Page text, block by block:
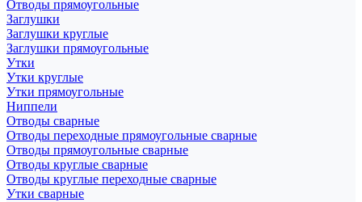
Отводы прямоугольные
Заглушки
Заглушки круглые
Заглушки прямоугольные
Утки
Утки круглые
Утки прямоугольные
Ниппели
Отводы сварные
Отводы переходные прямоугольные сварные
Отводы прямоугольные сварные
Отводы круглые сварные
Отводы круглые переходные сварные
Утки сварные